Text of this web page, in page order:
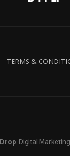
TERMS &
Drop . Digital